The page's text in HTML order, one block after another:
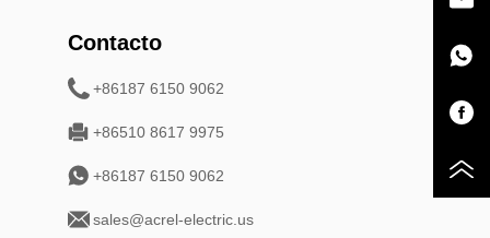
Contacto
+86187 6150 9062
+86510 8617 9975
+86187 6150 9062
sales@acrel-electric.us